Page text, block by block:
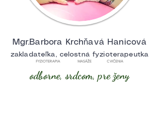
Mgr.Barbora Krchňavá Hanicová
zakladateľka, celostná fyzioterapeutka
FYZIOTERAPIA MASÁŽE CVIČENIA
odborne, srdcom, pre ženy